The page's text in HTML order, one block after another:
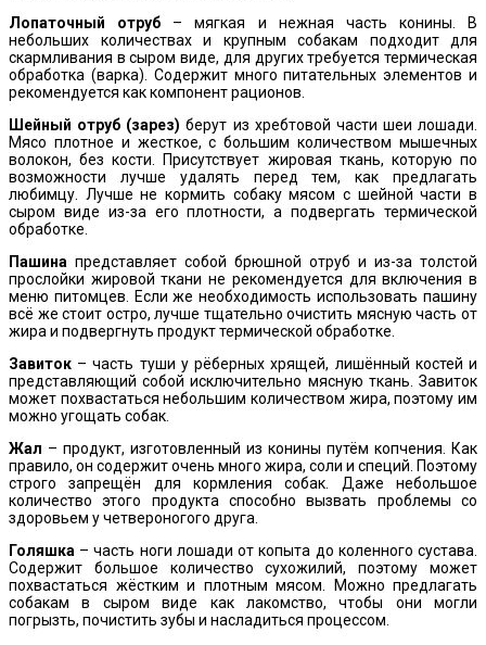
Лопаточный отруб – мягкая и нежная часть конины. В
небольших количествах и крупным собакам подходит для
скармливания в сыром виде, для других требуется термическая
обработка (варка). Содержит много питательных элементов и
рекомендуется как компонент рационов.
Шейный отруб (зарез) берут из хребтовой части шеи лошади.
Мясо плотное и жесткое, с большим количеством мышечных
волокон, без кости. Присутствует жировая ткань, которую по
возможности лучше удалять перед тем, как предлагать
любимцу. Лучше не кормить собаку мясом с шейной части в
сыром виде из-за его плотности, а подвергать термической
обработке.
Пашина представляет собой брюшной отруб и из-за толстой
прослойки жировой ткани не рекомендуется для включения в
меню питомцев. Если же необходимость использовать пашину
всё же стоит остро, лучше тщательно очистить мясную часть от
жира и подвергнуть продукт термической обработке.
Завиток – часть туши у рёберных хрящей, лишённый костей и
представляющий собой исключительно мясную ткань. Завиток
может похвастаться небольшим количеством жира, поэтому им
можно угощать собак.
Жал – продукт, изготовленный из конины путём копчения. Как
правило, он содержит очень много жира, соли и специй. Поэтому
строго запрещён для кормления собак. Даже небольшое
количество этого продукта способно вызвать проблемы со
здоровьем у четвероногого друга.
Голяшка – часть ноги лошади от копыта до коленного сустава.
Содержит большое количество сухожилий, поэтому может
похвастаться жёстким и плотным мясом. Можно предлагать
собакам в сыром виде как лакомство, чтобы они могли
погрызть, почистить зубы и насладиться процессом.